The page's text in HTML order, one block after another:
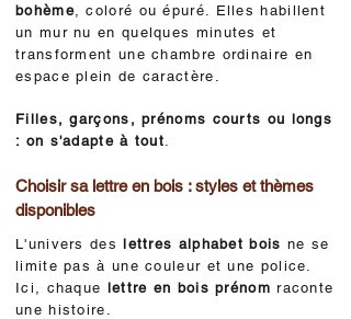
bohème, coloré ou épuré. Elles habillent
un mur nu en quelques minutes et
transforment une chambre ordinaire en
espace plein de caractère.
Filles, garçons, prénoms courts ou longs
: on s'adapte à tout
Choisir sa lettre en bois : styles et thèmes
disponibles
L'univers des lettres alphabet bois ne se
limite pas à une couleur et une police.
Ici, chaque lettre en bois prénom raconte
une histoire.